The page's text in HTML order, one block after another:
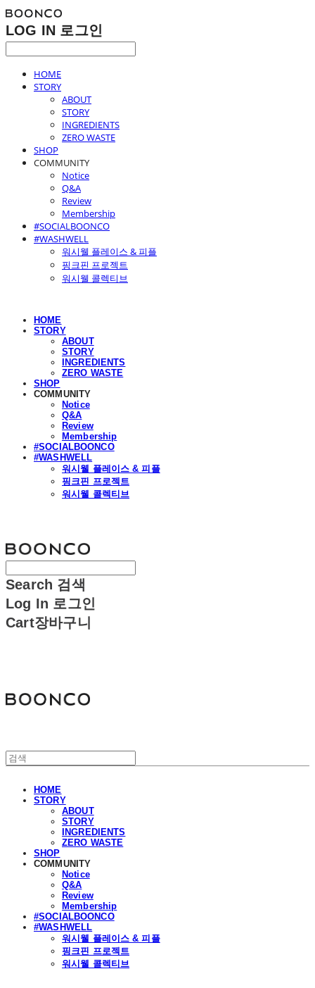
LOG IN 로그인
HOME
STORY
ABOUT
STORY
INGREDIENTS
ZERO WASTE
SHOP
COMMUNITY
Notice
Q&A
Review
Membership
#SOCIALBOONCO
#WASHWELL
워시웰 플레이스 & 피플
핑크핀 프로젝트
워시웰 콜렉티브
HOME
STORY
ABOUT
STORY
INGREDIENTS
ZERO WASTE
SHOP
COMMUNITY
Notice
Q&A
Review
Membership
#SOCIALBOONCO
#WASHWELL
워시웰 플레이스 & 피플
핑크핀 프로젝트
워시웰 콜렉티브
Search 검색
Log In 로그인
Cart장바구니
HOME
STORY
ABOUT
STORY
INGREDIENTS
ZERO WASTE
SHOP
COMMUNITY
Notice
Q&A
Review
Membership
#SOCIALBOONCO
#WASHWELL
워시웰 플레이스 & 피플
핑크핀 프로젝트
워시웰 콜렉티브